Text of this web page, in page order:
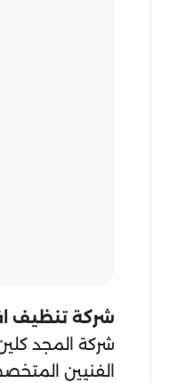
شركة تنظيف
شركة المجد
الفنيين